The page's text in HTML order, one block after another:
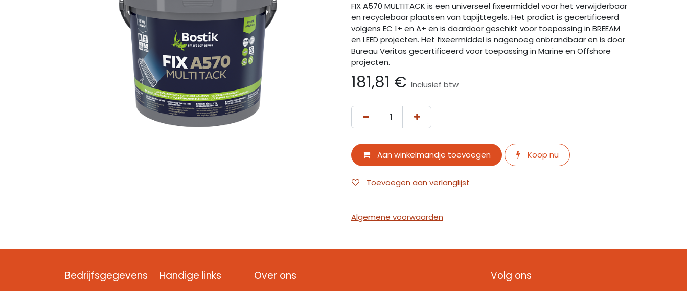
FIX A570 MULTITACK is een universeel fixeermiddel voor het verwijderbaar
en recyclebaar plaatsen van tapijttegels. Het prodict is gecertificeerd
volgens EC 1+ en A+ en is daardoor geschikt voor toepassing in BREEAM
en LEED projecten. Het fixeermiddel is nagenoeg onbrandbaar en is door
Bureau Veritas gecertificeerd voor toepassing in Marine en Offshore
projecten.
181,81 € Inclusief btw
Aan winkelmandje toevoegen Koop nu
Toevoegen aan verlanglijst
Algemene voorwaarden
Volg ons
Over ons
Handige links
Bedrijfsgegevens